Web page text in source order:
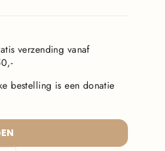
verzending vanaf
bestelling is een donatie